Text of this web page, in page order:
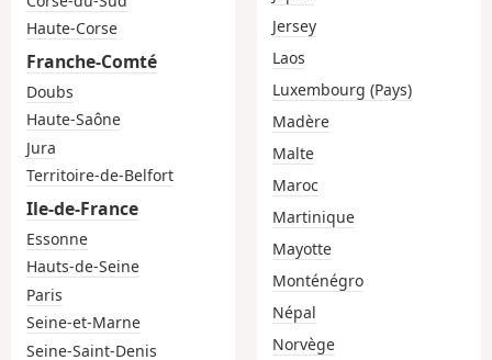
Haute-Corse
Franche-Comté
Doubs
Haute-Saône
Jura
Territoire-de-Belfort
Ile-de-France
Essonne
Hauts-de-Seine
Paris
Seine-et-Marne
Seine-Saint-Denis
Jersey
Laos
Luxembourg (Pays)
Madère
Malte
Maroc
Martinique
Mayotte
Monténégro
Népal
Norvège